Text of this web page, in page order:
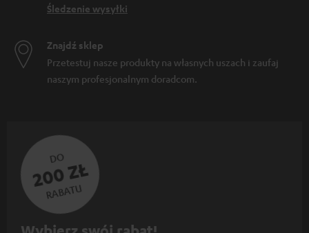
Śledzenie wysyłki
Znajdź sklep
Przetestuj nasze produkty na własnych uszach i zaufaj
naszym profesjonalnym doradcom.
DO
200 ZŁ
RABATU